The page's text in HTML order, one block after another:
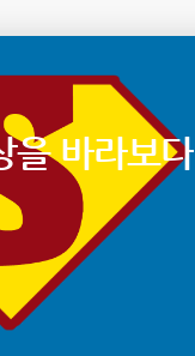
을 바라보다